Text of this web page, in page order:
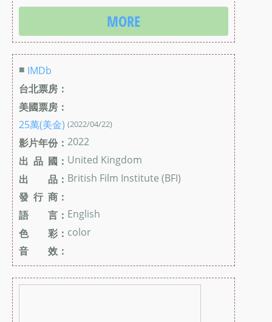
MORE
■ IMDb
台北票房：
美國票房：
25萬(美金) (2022/04/22)
影片年份： 2022
出 品 國： United Kingdom
出 品： British Film Institute (BFI)
發 行 商：
語 言： English
色 彩： color
音 效：